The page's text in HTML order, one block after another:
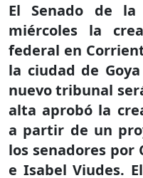
El Senado de la
miércoles la
federal en
la ciudad de
nuevo tribunal
alta aprobó la
a partir de un
los senadores por
e Isabel Viudes.